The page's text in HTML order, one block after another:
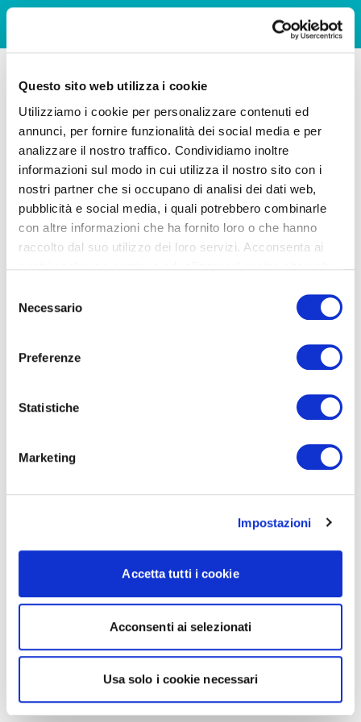
Questo sito web utilizza i cookie
Utilizziamo i cookie per personalizzare contenuti ed
annunci, per fornire funzionalità dei social media e per
analizzare il nostro traffico. Condividiamo inoltre
informazioni sul modo in cui utilizza il nostro sito con i
nostri partner che si occupano di analisi dei dati web,
pubblicità e social media, i quali potrebbero combinarle
con altre informazioni che ha fornito loro o che hanno
raccolto dal suo utilizzo dei loro servizi. Acconsenta ai
delNecessario
Preferenze
Statistiche
Marketing
Impostazioni
Accetta tutti i cookie
Acconsenti ai selezionati
Usa solo i cookie necessari